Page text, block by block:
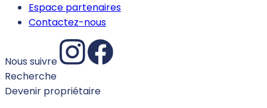
Espace partenaires
Contactez-nous
Nous suivre
Recherche
Devenir propriétaire